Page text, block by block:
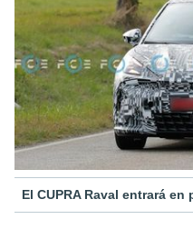
El CUPRA Raval entrará